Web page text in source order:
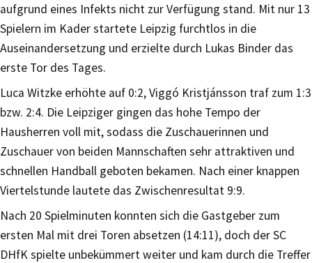
aufgrund eines Infekts nicht zur Verfügung stand. Mit nur 13
Spielern im Kader startete Leipzig furchtlos in die
Auseinandersetzung und erzielte durch Lukas Binder das
erste Tor des Tages.
Luca Witzke erhöhte auf 0:2, Viggó Kristjánsson traf zum 1:3
bzw. 2:4. Die Leipziger gingen das hohe Tempo der
Hausherren voll mit, sodass die Zuschauerinnen und
Zuschauer von beiden Mannschaften sehr attraktiven und
schnellen Handball geboten bekamen. Nach einer knappen
Viertelstunde lautete das Zwischenresultat 9:9.
Nach 20 Spielminuten konnten sich die Gastgeber zum
ersten Mal mit drei Toren absetzen (14:11), doch der SC
DHfK spielte unbekümmert weiter und kam durch die Treffer